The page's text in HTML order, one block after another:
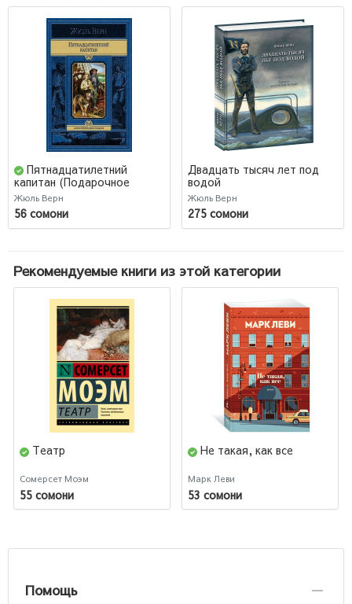
Пятнадцатилетний
капитан (Подарочное
издание)
Жюль Верн
56 сомони
Двадцать тысяч лет под
водой
Жюль Верн
275 сомони
Рекомендуемые книги из этой категории
Театр
Сомерсет Моэм
55 сомони
Не такая, как все
Марк Леви
53 сомони
Помощь